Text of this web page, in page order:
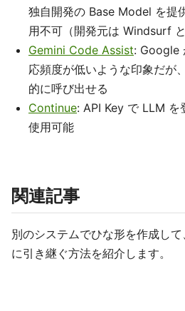
独自開発の Base Model を提
用不可（開発元は Windsurf
Gemini Code Assist: Google
応頻度が低いような印象だ
的に呼び出せる
Continue: API Key で LLM を
使用可能
関連記事
別のシステムでひな形を作成し
に引き継ぐ方法を紹介します。